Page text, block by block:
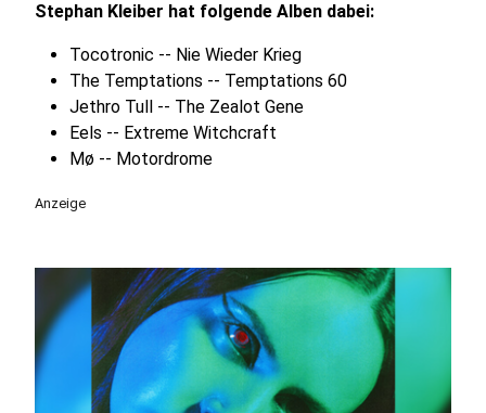
Stephan Kleiber hat folgende Alben dabei:
Tocotronic -- Nie Wieder Krieg
The Temptations -- Temptations 60
Jethro Tull -- The Zealot Gene
Eels -- Extreme Witchcraft
Mø -- Motordrome
Anzeige